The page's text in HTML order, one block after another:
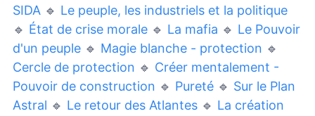
SIDA 🔹 Le peuple, les industriels et la politique
🔹 État de crise morale 🔹 La mafia 🔹 Le Pouvoir
d'un peuple 🔹 Magie blanche - protection 🔹
Cercle de protection 🔹 Créer mentalement -
Pouvoir de construction 🔹 Pureté 🔹 Sur le Plan
Astral 🔹 Le retour des Atlantes 🔹 La création